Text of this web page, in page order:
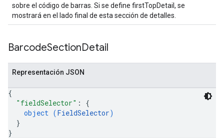
sobre el código de barras. Si se define firstTopDetail, se
mostrará en el lado final de esta sección de detalles.
BarcodeSectionDetail
Representación JSON
{
"fieldSelector" : {
object (FieldSelector)
}
}